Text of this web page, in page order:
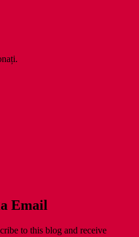
Email
to this blog and receive